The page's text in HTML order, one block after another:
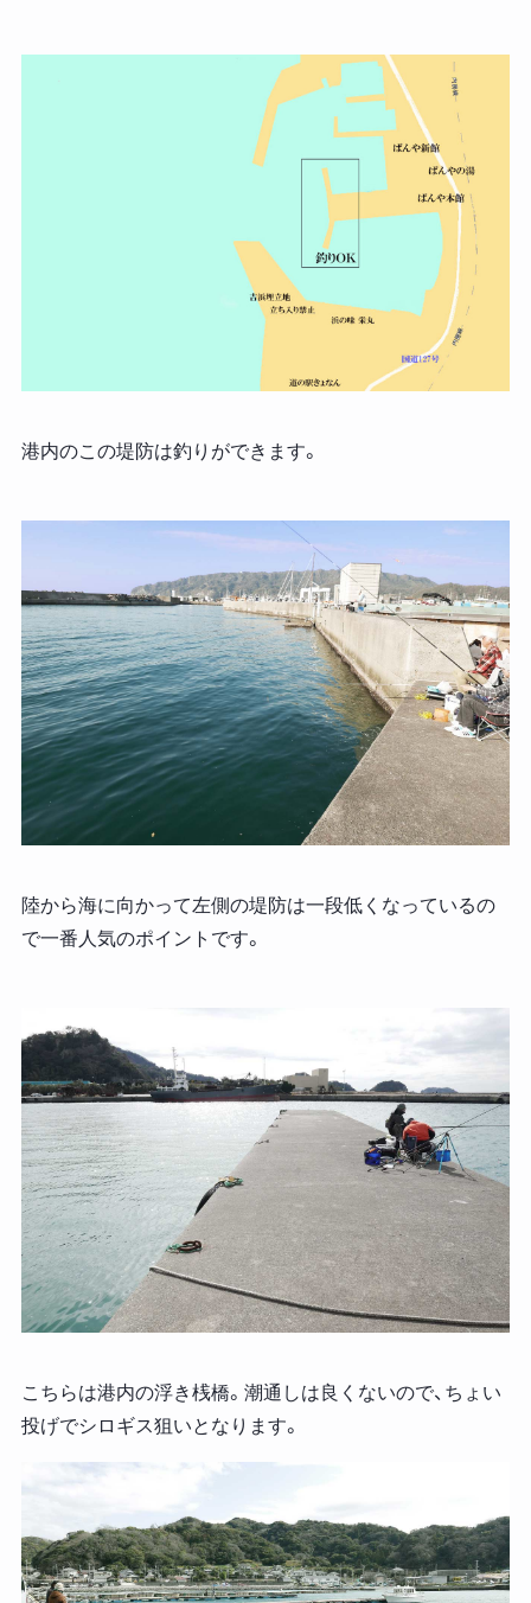
港内のこの堤防は釣りができます。
陸から海に向かって左側の堤防は一段低くなっているの
で一番人気のポイントです。
こちらは港内の浮き桟橋。潮通しは良くないので、ちょい
投げでシロギス狙いとなります。